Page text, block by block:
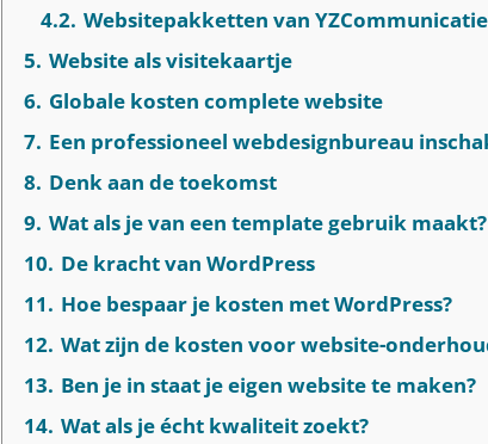
4.2. Websitepakketten van YZCommunicatie
5. Website als visitekaartje
6. Globale kosten complete website
7. Een professioneel webdesignbureau
8. Denk aan de toekomst
9. Wat als je van een template gebruik maakt?
10. De kracht van WordPress
11. Hoe bespaar je kosten met WordPress?
12. Wat zijn de kosten voor website-
13. Ben je in staat je eigen website te maken?
14. Wat als je écht kwaliteit zoekt?